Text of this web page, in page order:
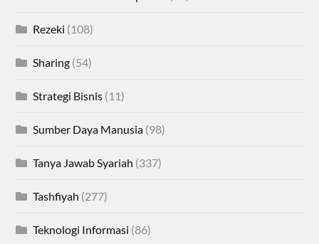
Rezeki (108)
Sharing (54)
Strategi Bisnis (11)
Sumber Daya Manusia (98)
Tanya Jawab Syariah (337)
Tashfiyah (277)
Teknologi Informasi (86)